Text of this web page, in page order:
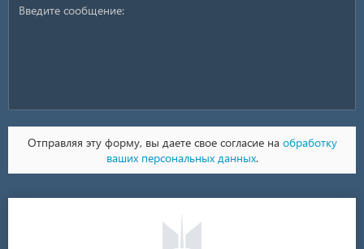
Отправляя эту форму, вы даете свое согласие на обработку
ваших персональных данных.